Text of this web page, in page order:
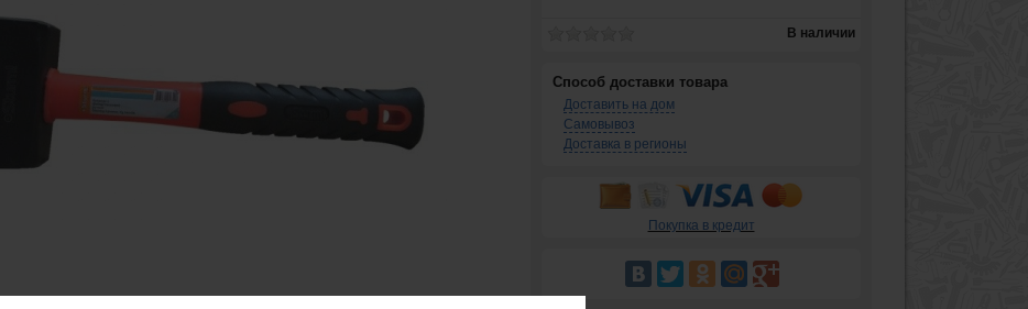
В наличии
Способ доставки товара
Доставить на дом
Самовывоз
Доставка в регионы
Покупка в кредит